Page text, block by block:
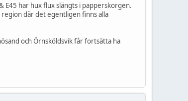
E45 har hux flux slängts i papperskorgen.
där det egentligen finns alla
och Örnsköldsvik får fortsätta ha